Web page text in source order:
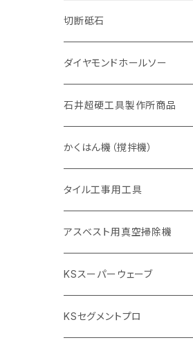
一般道路カッター用
セグメントタイプ
埋設鋳鉄管工事対応タイプ
ヒューム管・U字溝切断用
セグメント
セグメント（特殊凸凹加工チップ
アスファルト切断用
一般道路カッター用
セグメント（特殊凸凹加工チップ
セグメントタイプ
一般道路カッター用
鋳鉄管切断用
セグメントタイプ
埋設鋳鉄管工事対応タイプ
ヒューム管・U字溝切断用
セグメントタイプ
セグメント（特殊凸凹加工チップ
アスファルト切断用
一般道路カッター用
一般道路カッター用
セグメントタイプ
埋設鋳鉄管工事対応タイプ
ヒューム管・U字溝切断用
セグメントタイプ
アスファルト切断用
一般道路カッター用
有効長 250mm
305mm（12インチ）
255mm（10インチ）
305mm（12インチ）
道路（アス・コン兼用）
305mm（12インチ）
355mm（14インチ）
ストレート型チップ
U型チップ
100mm（4インチ）
125mm（5インチ）
切断砥石
金属用
305mm（12インチ）
355mm（14インチ）
非金属用
305mm（12インチ）
355mm（14インチ）
ダイヤモンドホールソー
石井超硬工具製作所商品
押し切り（タイル切断機）
本体
替え刃
電動切断機
本体
ダイヤモンドホイール
ブリック＆ブロック用切断機
穴あけ用工具
タイルニッパー
かくはん機（撹拌機）
本体
低速回転
高速回転
付属品
撹拌羽根
撹拌軸
タイル工事用工具
手動工具
押し切り（手動切断機
押し切り替え刃（手動切断機替え刃
電動工具
電動切断機
アスベスト用真空掃除機
KSスーパーウェーブ
105mm（4インチ）
KSセグメントプロ